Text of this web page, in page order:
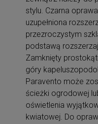
stylu. Czarna
uzupełniona
przezroczystym
podstawą
Zamknięty
góry
Paravento może
ścieżki ogrodowej
oświetlenia
kwiatowej. Do